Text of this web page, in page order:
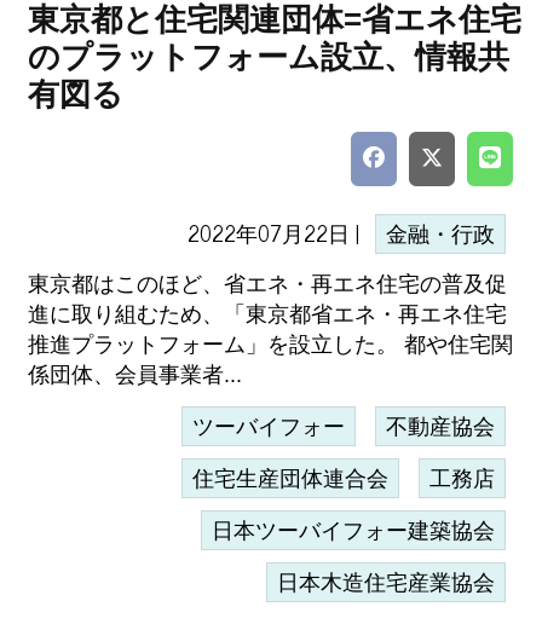
東京都と住宅関連団体=省エネ住宅
のプラットフォーム設立、情報共
有図る
2022年07月22日 | 金融・行政
東京都はこのほど、省エネ・再エネ住宅の普及促
進に取り組むため、「東京都省エネ・再エネ住宅
推進プラットフォーム」を設立した。 都や住宅関
係団体、会員事業者...
ツーバイフォー 不動産協会
住宅生産団体連合会 工務店
日本ツーバイフォー建築協会
日本木造住宅産業協会